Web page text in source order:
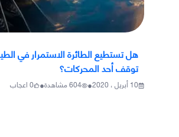
هل تستطيع الطائرة الاستمرار في
توقف أحد المحركات؟
10 أبريل ، 2020 •
604مشاهدة•
0اعجاب